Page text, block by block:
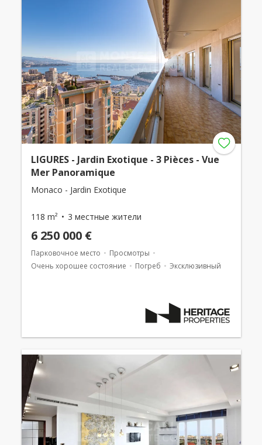
LIGURES - Jardin Exotique - 3 Pièces - Vue
Mer Panoramique
Monaco - Jardin Exotique
118 m² 3 местные жители
6 250 000 €
Парковочное место
Просмотры
Очень хорошее состояние
Погреб Эксклюзивный